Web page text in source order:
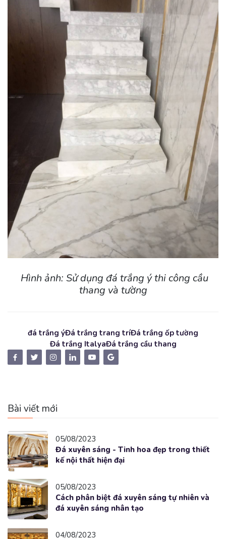
Hình ảnh: Sử dụng đá trắng ý thi công cầu
thang và tường
đá trắng ýĐá trắng trang tríĐá trắng ốp tường
Đá trắng ItalyaĐá trắng cầu thang
Bài viết mới
05/08/2023
Đá xuyên sáng - Tinh hoa đẹp trong thiết
kế nội thất hiện đại
05/08/2023
Cách phân biệt đá xuyên sáng tự nhiên và
đá xuyên sáng nhân tạo
04/08/2023